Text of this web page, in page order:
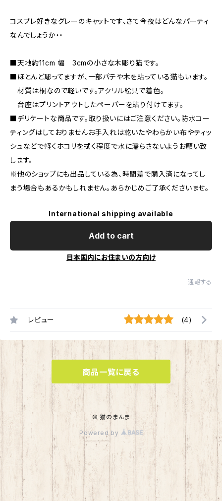
コスプレ好きなグレーのキャットです、さて今夜はどんなパーティ
なんでしょうか・・
■天地約11cm 幅 3cmの小さな木彫り猫です。
■ほとんど彫ってますが、一部パテや木を貼っている猫もいます。
材質は桐なので軽いです。アクリル絵具で着色。
台座はプリントアウトしたペーパーを貼り付けてます。
■デリケートな商品です。取り扱いにはご注意ください。防水コー
ティングはしておりませんお手入れは乾いたやわらかい布やティッ
シュなどで軽くホコリを拭く程度で水に濡らさないようお願い致
します。
※他のショップにも出品している為、時間差で購入済になってし
まう場合もあるかもしれません。あらかじめご了承くださいませ。
International shipping available
Add to cart
日本国内にお住まいの方向け
通報する
レビュー (4)
商品一覧に戻る
© 猫のまんま
Powered by